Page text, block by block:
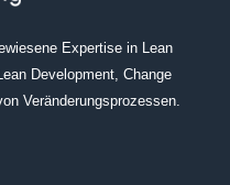
Expertise in Lean
Development, Change
Veränderungsprozessen.